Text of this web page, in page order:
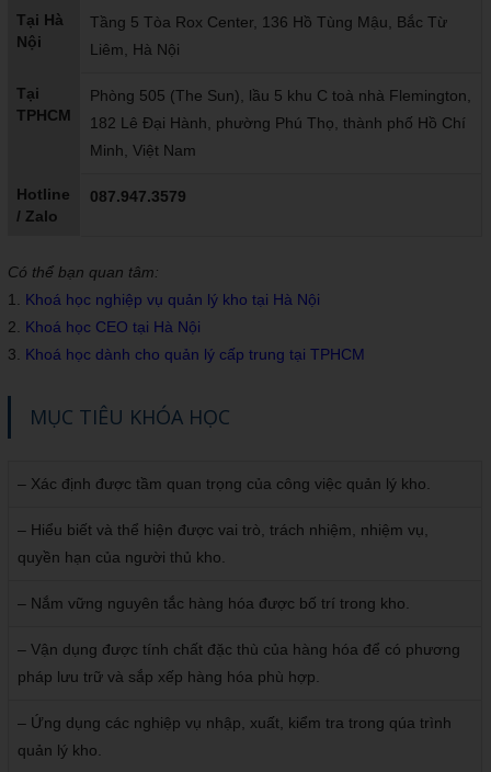
Tại Hà
Nội
Tầng 5 Tòa Rox Center, 136 Hồ Tùng Mậu, Bắc Từ
Liêm, Hà Nội
Tại
TPHCM
Phòng 505 (The Sun), lầu 5 khu C toà nhà Flemington,
182 Lê Đại Hành, phường Phú Thọ, thành phố Hồ Chí
Minh, Việt Nam
Hotline
/ Zalo
087.947.3579
Có thể bạn quan tâm:
1. Khoá học nghiệp vụ quản lý kho tại Hà Nội
2. Khoá học CEO tại Hà Nội
3. Khoá học dành cho quản lý cấp trung tại TPHCM
MỤC TIÊU KHÓA HỌC
– Xác định được tầm quan trọng của công việc quản lý kho.
– Hiểu biết và thể hiện được vai trò, trách nhiệm, nhiệm vụ,
quyền hạn của người thủ kho.
– Nắm vững nguyên tắc hàng hóa được bố trí trong kho.
– Vận dụng được tính chất đặc thù của hàng hóa để có phương
pháp lưu trữ và sắp xếp hàng hóa phù hợp.
– Ứng dụng các nghiệp vụ nhập, xuất, kiểm tra trong qúa trình
quản lý kho.